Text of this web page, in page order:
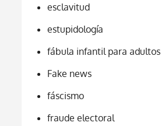
esclavitud
estupidología
fábula infantil para adultos
Fake news
fáscismo
fraude electoral